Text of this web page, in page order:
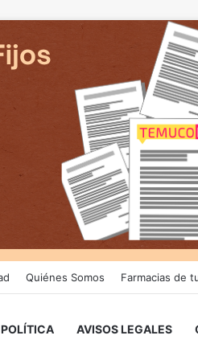
Quiénes Somos Farmacias de
POLÍTICA AVISOS LEGALES